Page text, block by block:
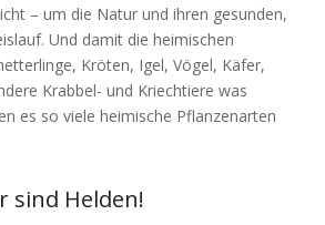
– um die Natur und ihren gesunden,
Und damit die heimischen
Kröten, Igel, Vögel, Käfer,
Krabbel- und Kriechtiere was
es so viele heimische Pflanzenarten
sind Helden!